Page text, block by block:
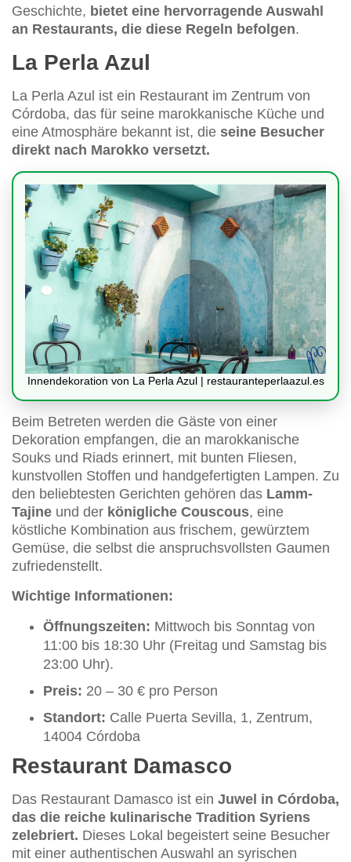
Geschichte, bietet eine hervorragende Auswahl
an Restaurants, die diese Regeln befolgen.
La Perla Azul
La Perla Azul ist ein Restaurant im Zentrum von
Córdoba, das für seine marokkanische Küche und
eine Atmosphäre bekannt ist, die seine Besucher
direkt nach Marokko versetzt.
Innendekoration von La Perla Azul | restauranteperlaazul.es
Beim Betreten werden die Gäste von einer
Dekoration empfangen, die an marokkanische
Souks und Riads erinnert, mit bunten Fliesen,
kunstvollen Stoffen und handgefertigten Lampen. Zu
den beliebtesten Gerichten gehören das Lamm-
Tajine und der königliche Couscous, eine
köstliche Kombination aus frischem, gewürztem
Gemüse, die selbst die anspruchsvollsten Gaumen
zufriedenstellt.
Wichtige Informationen:
Öffnungszeiten: Mittwoch bis Sonntag von
11:00 bis 18:30 Uhr (Freitag und Samstag bis
23:00 Uhr).
Preis: 20 – 30 € pro Person
Standort: Calle Puerta Sevilla, 1, Zentrum,
14004 Córdoba
Restaurant Damasco
Das Restaurant Damasco ist ein Juwel in Córdoba,
das die reiche kulinarische Tradition Syriens
zelebriert. Dieses Lokal begeistert seine Besucher
mit einer authentischen Auswahl an syrischen